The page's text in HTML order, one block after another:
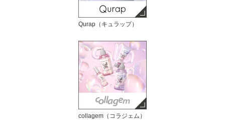
Qurap（キュラップ）
collagem（コラジェム）